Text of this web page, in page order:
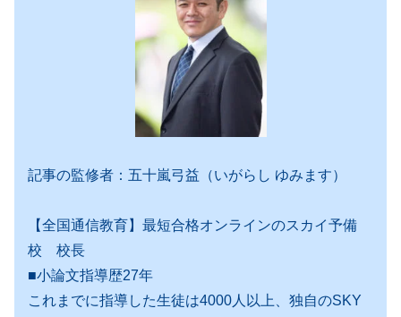
記事の監修者：五十嵐弓益（いがらし ゆみます）
【全国通信教育】最短合格オンラインのスカイ予備
校 校長
■小論文指導歴27年
これまでに指導した生徒は4000人以上、独自のSKY